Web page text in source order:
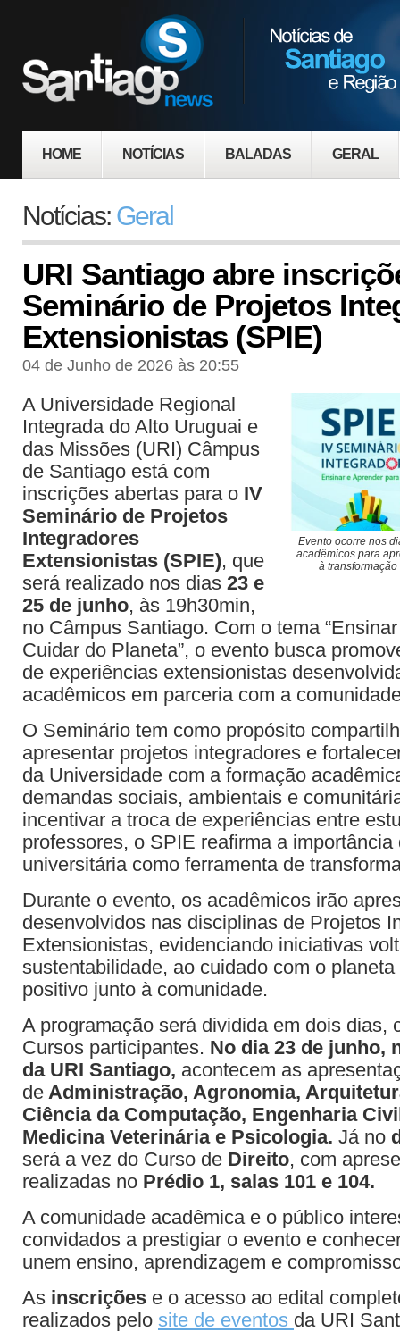
HOME NOTÍCIAS BALADAS GERAL
Notícias: Geral
URI Santiago abre
Seminário de Projetos
Extensionistas (SPIE)
04 de Junho de 2026 às 20:55
Evento ocorre nos
acadêmicos para
à
A Universidade Regional
Integrada do Alto Uruguai e
das Missões (URI) Câmpus
de Santiago está com
inscrições abertas para o IV
Seminário de Projetos
Integradores
Extensionistas (SPIE), que
será realizado nos dias 23 e
25 de junho, às 19h30min,
no Câmpus Santiago. Com o tema
Cuidar do Planeta”, o evento busca
de experiências extensionistas
acadêmicos em parceria com a
O Seminário tem como propósito
apresentar projetos integradores e
da Universidade com a formação
demandas sociais, ambientais e
incentivar a troca de experiências entre
professores, o SPIE reafirma a importância
universitária como ferramenta de
Durante o evento, os acadêmicos irão
desenvolvidos nas disciplinas de Projetos
Extensionistas, evidenciando iniciativas
sustentabilidade, ao cuidado com o
positivo junto à comunidade.
A programação será dividida em dois dias,
Cursos participantes. No dia 23 de junho,
da URI Santiago, acontecem as
de Administração, Agronomia,
Ciência da Computação, Engenharia
Medicina Veterinária e Psicologia. Já no
será a vez do Curso de Direito, com
realizadas no Prédio 1, salas 101 e 104.
A comunidade acadêmica e o público
convidados a prestigiar o evento e
unem ensino, aprendizagem e
As inscrições e o acesso ao edital
realizados pelo site de eventos da URI